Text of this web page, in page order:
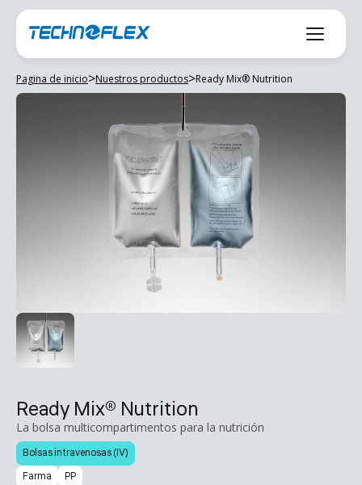
Saltar
contenido
Pagina de inicio>Nuestros productos>Ready Mix® Nutrition
Ready Mix® Nutrition
La bolsa multicompartimentos para la nutrición
Bolsas intravenosas (IV)
Farma
PP